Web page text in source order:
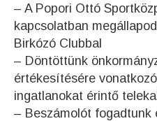
– A Popori Ottó
kapcsolatban
Birkózó Clubbal
– Döntöttünk
értékesítésére
ingatlanokat érintő
– Beszámolót fogadtunk